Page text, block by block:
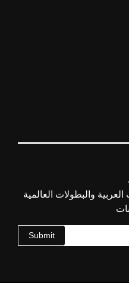
والبطولات العالمية
Submit